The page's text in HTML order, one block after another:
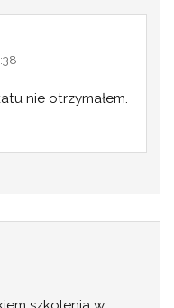
nie otrzymałem.